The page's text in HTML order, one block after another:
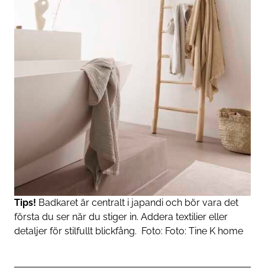
Tips! Badkaret är centralt i japandi och bör vara det
första du ser när du stiger in. Addera textilier eller
detaljer för stilfullt blickfång. Foto: Foto: Tine K home